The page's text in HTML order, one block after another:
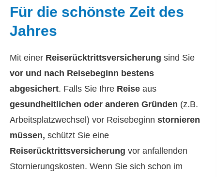
Für die schönste Zeit des
Jahres
Mit einer Reiserücktrittsversicherung sind Sie
vor und nach Reisebeginn bestens
abgesichert. Falls Sie Ihre Reise aus
gesundheitlichen oder anderen Gründen (z.B.
Arbeitsplatzwechsel) vor Reisebeginn stornieren
müssen, schützt Sie eine
Reiserücktrittsversicherung vor anfallenden
Stornierungskosten. Wenn Sie sich schon im